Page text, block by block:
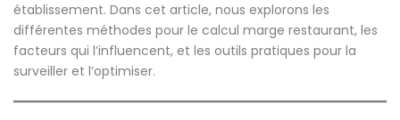
établissement. Dans cet article, nous explorons les
différentes méthodes pour le calcul marge restaurant, les
facteurs qui l’influencent, et les outils pratiques pour la
surveiller et l’optimiser.